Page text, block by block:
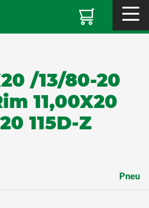
/13/80-20
11,00X20
115D-Z
Pneu